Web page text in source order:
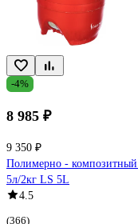
-4%
8 985 ₽
9 350 ₽
Полимерно -
5л/2кг LS 5L
4.5
(366)